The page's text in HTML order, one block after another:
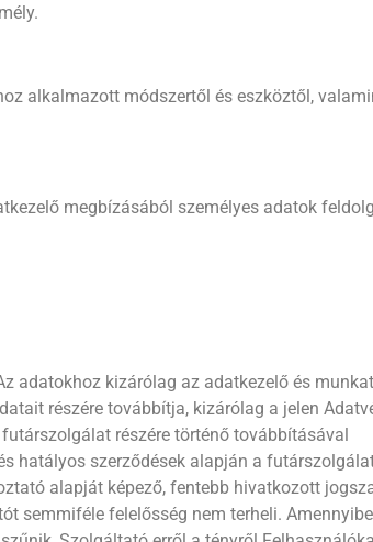
alkalmazott módszertől és eszköztől,
megbízásából személyes adatok
adatokhoz kizárólag az adatkezelő és
részére továbbítja, kizárólag a jelen
részére történő továbbításával
hatályos szerződések alapján a
alapját képező, fentebb hivatkozott
semmiféle felelősség nem terheli.